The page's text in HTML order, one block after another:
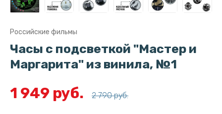
Российские фильмы
Часы с подсветкой "Мастер и
Маргарита" из винила, №1
1 949 руб. 2 790 руб.